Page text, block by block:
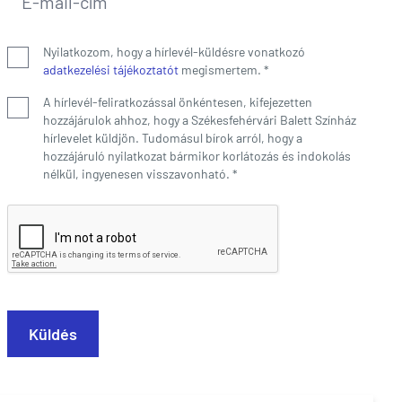
Nyilatkozom, hogy a hírlevél-küldésre vonatkozó
adatkezelési tájékoztatót megismertem. *
A hírlevél-feliratkozással önkéntesen, kifejezetten
hozzájárulok ahhoz, hogy a Székesfehérvári Balett Színház
hírlevelet küldjön. Tudomásul bírok arról, hogy a
hozzájáruló nyilatkozat bármikor korlátozás és indokolás
nélkül, ingyenesen visszavonható. *
Küldés